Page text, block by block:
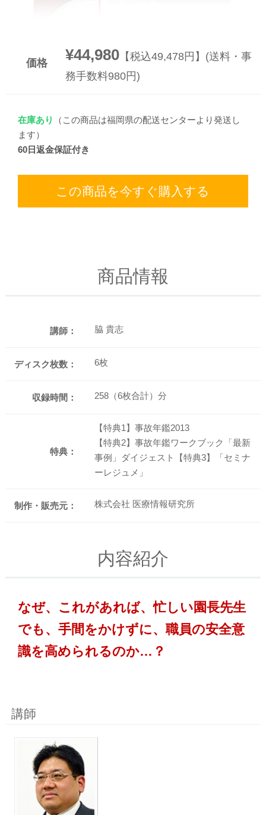
価格 ¥44,980【税込49,478円】(送料・事
務手数料980円)
在庫あり
（この商品は福岡県の配送センターより発送し
ます）
60日返金保証付き
この商品を今すぐ購入する
商品情報
講師： 脇 貴志
ディスク枚数： 6枚
収録時間： 258（6枚合計）分
特典：
【特典1】事故年鑑2013
【特典2】事故年鑑ワークブック「最新
事例」ダイジェスト【特典3】「セミナ
ーレジュメ」
制作・販売元： 株式会社 医療情報研究所
内容紹介
なぜ、これがあれば、忙しい園長先生
でも、手間をかけずに、職員の安全意
識を高められるのか…？
講師